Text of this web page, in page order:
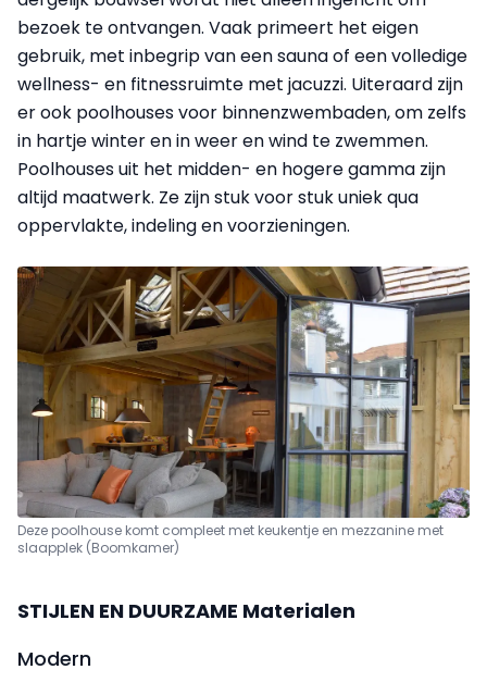
bezoek te ontvangen. Vaak primeert het eigen
gebruik, met inbegrip van een sauna of een volledige
wellness- en fitnessruimte met jacuzzi. Uiteraard zijn
er ook poolhouses voor binnenzwembaden, om zelfs
in hartje winter en in weer en wind te zwemmen.
Poolhouses uit het midden- en hogere gamma zijn
altijd maatwerk. Ze zijn stuk voor stuk uniek qua
oppervlakte, indeling en voorzieningen.
Deze poolhouse komt compleet met keukentje en mezzanine met
slaapplek (Boomkamer)
STIJLEN EN DUURZAME Materialen
Modern